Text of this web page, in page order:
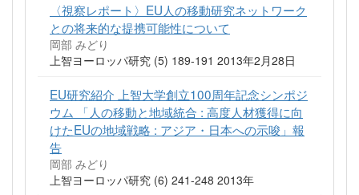
〈視察レポート〉EU人の移動研究ネットワーク
との将来的な提携可能性について
岡部 みどり
上智ヨーロッパ研究 (5) 189-191 2013年2月28日
EU研究紹介 上智大学創立100周年記念シンポジ
ウム 「人の移動と地域統合 : 高度人材獲得に向
けたEUの地域戦略 : アジア・日本への示唆」報
告
岡部 みどり
上智ヨーロッパ研究 (6) 241-248 2013年